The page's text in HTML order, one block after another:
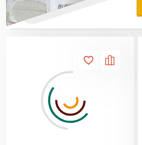
Утеплитель Xotpipe
Утеплитель